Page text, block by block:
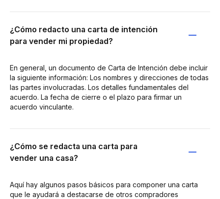
¿Cómo redacto una carta de intención
para vender mi propiedad?
En general, un documento de Carta de Intención debe incluir
la siguiente información: Los nombres y direcciones de todas
las partes involucradas. Los detalles fundamentales del
acuerdo. La fecha de cierre o el plazo para firmar un
acuerdo vinculante.
¿Cómo se redacta una carta para
vender una casa?
Aquí hay algunos pasos básicos para componer una carta
que le ayudará a destacarse de otros compradores